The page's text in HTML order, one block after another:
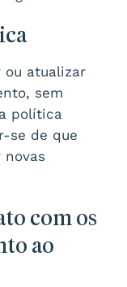
ou atualizar
sem
política
se de que
com os
ao